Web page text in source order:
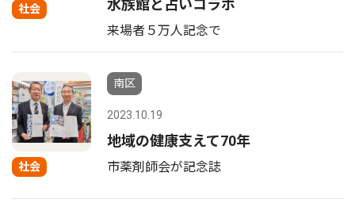
社会 水族館と占いコラボ
来場者５万人記念で
社会
南区
2023.10.19
地域の健康支えて70年
市薬剤師会が記念誌